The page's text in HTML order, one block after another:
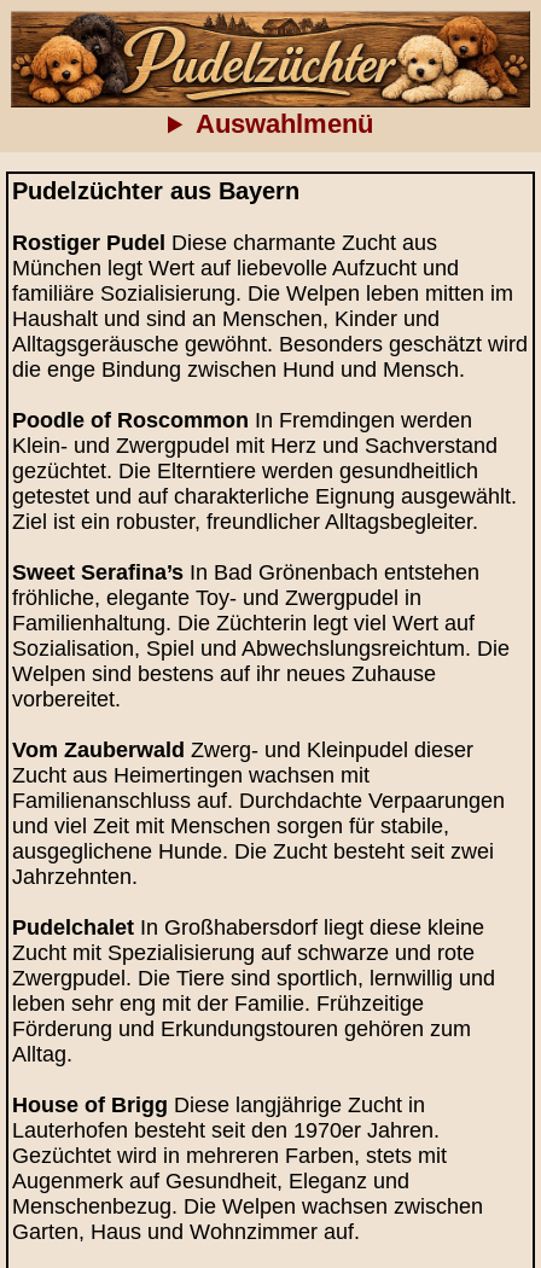
Auswahlmenü
Pudelzüchter aus Bayern
Rostiger Pudel Diese charmante Zucht aus
München legt Wert auf liebevolle Aufzucht und
familiäre Sozialisierung. Die Welpen leben mitten im
Haushalt und sind an Menschen, Kinder und
Alltagsgeräusche gewöhnt. Besonders geschätzt wird
die enge Bindung zwischen Hund und Mensch.
Poodle of Roscommon In Fremdingen werden
Klein- und Zwergpudel mit Herz und Sachverstand
gezüchtet. Die Elterntiere werden gesundheitlich
getestet und auf charakterliche Eignung ausgewählt.
Ziel ist ein robuster, freundlicher Alltagsbegleiter.
Sweet Serafina’s In Bad Grönenbach entstehen
fröhliche, elegante Toy- und Zwergpudel in
Familienhaltung. Die Züchterin legt viel Wert auf
Sozialisation, Spiel und Abwechslungsreichtum. Die
Welpen sind bestens auf ihr neues Zuhause
vorbereitet.
Vom Zauberwald Zwerg- und Kleinpudel dieser
Zucht aus Heimertingen wachsen mit
Familienanschluss auf. Durchdachte Verpaarungen
und viel Zeit mit Menschen sorgen für stabile,
ausgeglichene Hunde. Die Zucht besteht seit zwei
Jahrzehnten.
Pudelchalet In Großhabersdorf liegt diese kleine
Zucht mit Spezialisierung auf schwarze und rote
Zwergpudel. Die Tiere sind sportlich, lernwillig und
leben sehr eng mit der Familie. Frühzeitige
Förderung und Erkundungstouren gehören zum
Alltag.
House of Brigg Diese langjährige Zucht in
Lauterhofen besteht seit den 1970er Jahren.
Gezüchtet wird in mehreren Farben, stets mit
Augenmerk auf Gesundheit, Eleganz und
Menschenbezug. Die Welpen wachsen zwischen
Garten, Haus und Wohnzimmer auf.